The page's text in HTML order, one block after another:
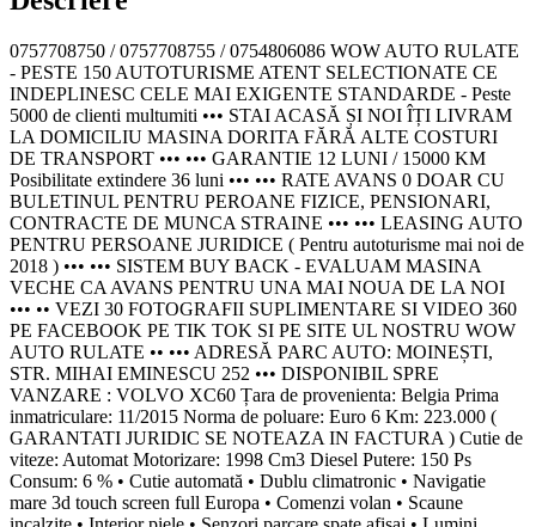
0757708750 / 0757708755 / 0754806086 WOW AUTO RULATE
- PESTE 150 AUTOTURISME ATENT SELECTIONATE CE
INDEPLINESC CELE MAI EXIGENTE STANDARDE - Peste
5000 de clienti multumiti ••• STAI ACASĂ ȘI NOI ÎȚI LIVRAM
LA DOMICILIU MASINA DORITA FĂRĂ ALTE COSTURI
DE TRANSPORT ••• ••• GARANTIE 12 LUNI / 15000 KM
Posibilitate extindere 36 luni ••• ••• RATE AVANS 0 DOAR CU
BULETINUL PENTRU PEROANE FIZICE, PENSIONARI,
CONTRACTE DE MUNCA STRAINE ••• ••• LEASING AUTO
PENTRU PERSOANE JURIDICE ( Pentru autoturisme mai noi de
2018 ) ••• ••• SISTEM BUY BACK - EVALUAM MASINA
VECHE CA AVANS PENTRU UNA MAI NOUA DE LA NOI
••• •• VEZI 30 FOTOGRAFII SUPLIMENTARE SI VIDEO 360
PE FACEBOOK PE TIK TOK SI PE SITE UL NOSTRU WOW
AUTO RULATE •• ••• ADRESĂ PARC AUTO: MOINEȘTI,
STR. MIHAI EMINESCU 252 ••• DISPONIBIL SPRE
VANZARE : VOLVO XC60 Țara de provenienta: Belgia Prima
inmatriculare: 11/2015 Norma de poluare: Euro 6 Km: 223.000 (
GARANTATI JURIDIC SE NOTEAZA IN FACTURA ) Cutie de
viteze: Automat Motorizare: 1998 Cm3 Diesel Putere: 150 Ps
Consum: 6 % • Cutie automată • Dublu climatronic • Navigatie
mare 3d touch screen full Europa • Comenzi volan • Scaune